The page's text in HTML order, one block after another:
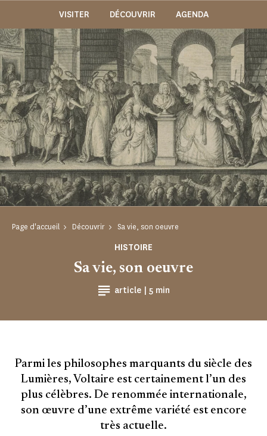
VISITER DÉCOUVRIR AGENDA
Page d'accueil Découvrir Sa vie, son oeuvre
HISTOIRE
article | Temps de Lecture
5 min
Sa vie, son oeuvre
Parmi les philosophes marquants du siècle des
Lumières, Voltaire est certainement l’un des
plus célèbres. De renommée internationale,
son œuvre d’une extrême variété est encore
très actuelle.